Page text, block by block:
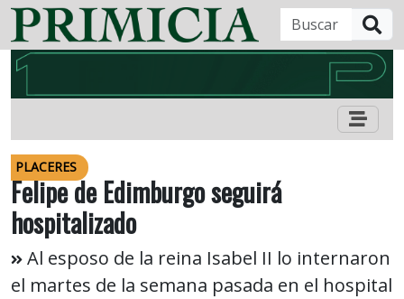
PLACERES
Felipe de Edimburgo seguirá
hospitalizado
Al esposo de la reina Isabel II lo internaron
el martes de la semana pasada en el hospital